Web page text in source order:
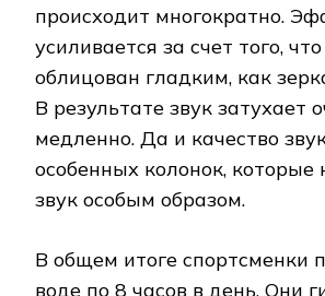
происходит многократно.
усиливается за счет того,
облицован гладким, как
В результате звук затухает
медленно. Да и качество
особенных колонок, которые
звук особым образом.
В общем итоге спортсменки
воде по 8 часов в день. Они